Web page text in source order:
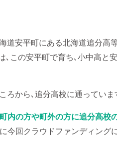
道安平町にある北海道追分高
､この安平町で育ち､小中高と
から､追分高校に通っていま
町内の方や町外の方に追分高校
今回クラウドファンディング